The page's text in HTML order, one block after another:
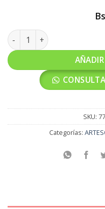
PEGAMENTO BARRA
SKU:
Categorías: